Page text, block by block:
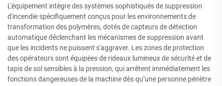
L'équipement intègre des systèmes sophistiqués de suppression
d'incendie spécifiquement conçus pour les environnements de
transformation des polymères, dotés de capteurs de détection
automatique déclenchant les mécanismes de suppression avant
que les incidents ne puissent s'aggraver. Les zones de protection
des opérateurs sont équipées de rideaux lumineux de sécurité et de
tapis de sol sensibles à la pression, qui arrêtent immédiatement les
fonctions dangereuses de la machine dès qu’une personne pénètre